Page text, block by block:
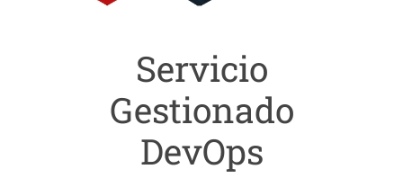
Servicio
Gestionado
DevOps